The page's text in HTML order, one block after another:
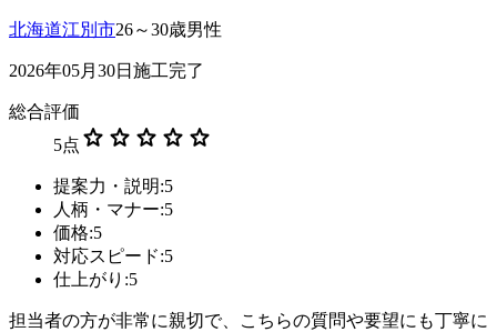
北海道江別市26～30歳男性
2026年05月30日施工完了
総合評価
5点 star star star star star
提案力・説明:5
人柄・マナー:5
価格:5
対応スピード:5
仕上がり:5
担当者の方が非常に親切で、こちらの質問や要望にも丁寧に